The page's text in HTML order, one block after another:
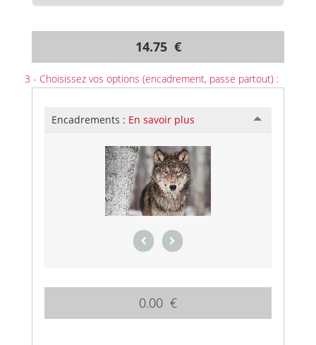
14.75 €
3 - Choisissez vos options (encadrement, passe partout) :
Encadrements : En savoir plus
0.00 €